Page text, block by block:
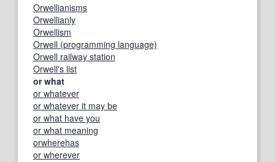
Orwellianisms
Orwellianly
Orwellism
Orwell (programming language)
Orwell railway station
Orwell's list
or what
or whatever
or whatever it may be
or what have you
or what meaning
orwherehas
or wherever